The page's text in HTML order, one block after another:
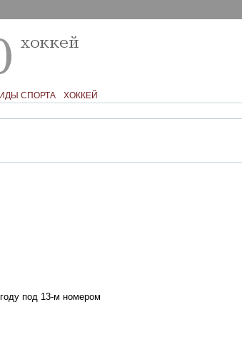
СПОРТА
ХОККЕЙ
под 13-м номером